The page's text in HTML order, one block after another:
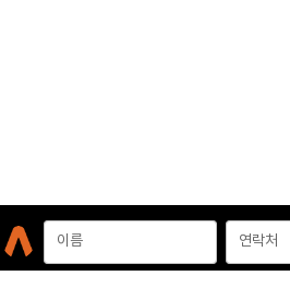
마케터
개인정보처리방침 이용약관 이메일무단수집거부
이름 연락처